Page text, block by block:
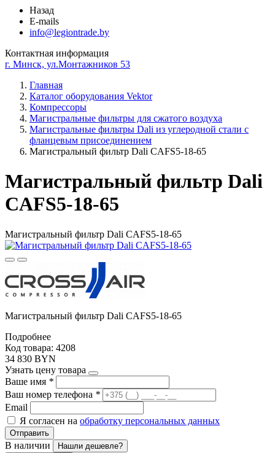
Назад
E-mails
info@legiontrade.by
Контактная информация
г. Минск, ул.Монтажников 53
Главная
Каталог оборудования Vektor
Компрессоры
Магистральные фильтры для сжатого воздуха
Магистральные фильтры Dali из углеродной стали с
фланцевым присоединением
Магистральный фильтр Dali CAFS5-18-65
Магистральный фильтр Dali
CAFS5-18-65
Магистральный фильтр Dali CAFS5-18-65
Магистральный фильтр Dali CAFS5-18-65
Подробнее
Код товара: 4208
34 830 BYN
Узнать цену товара
Ваше имя *
Ваш номер телефона *
Email
Я согласен на обработку персональных данных
Отправить
В наличии
Нашли дешевле?